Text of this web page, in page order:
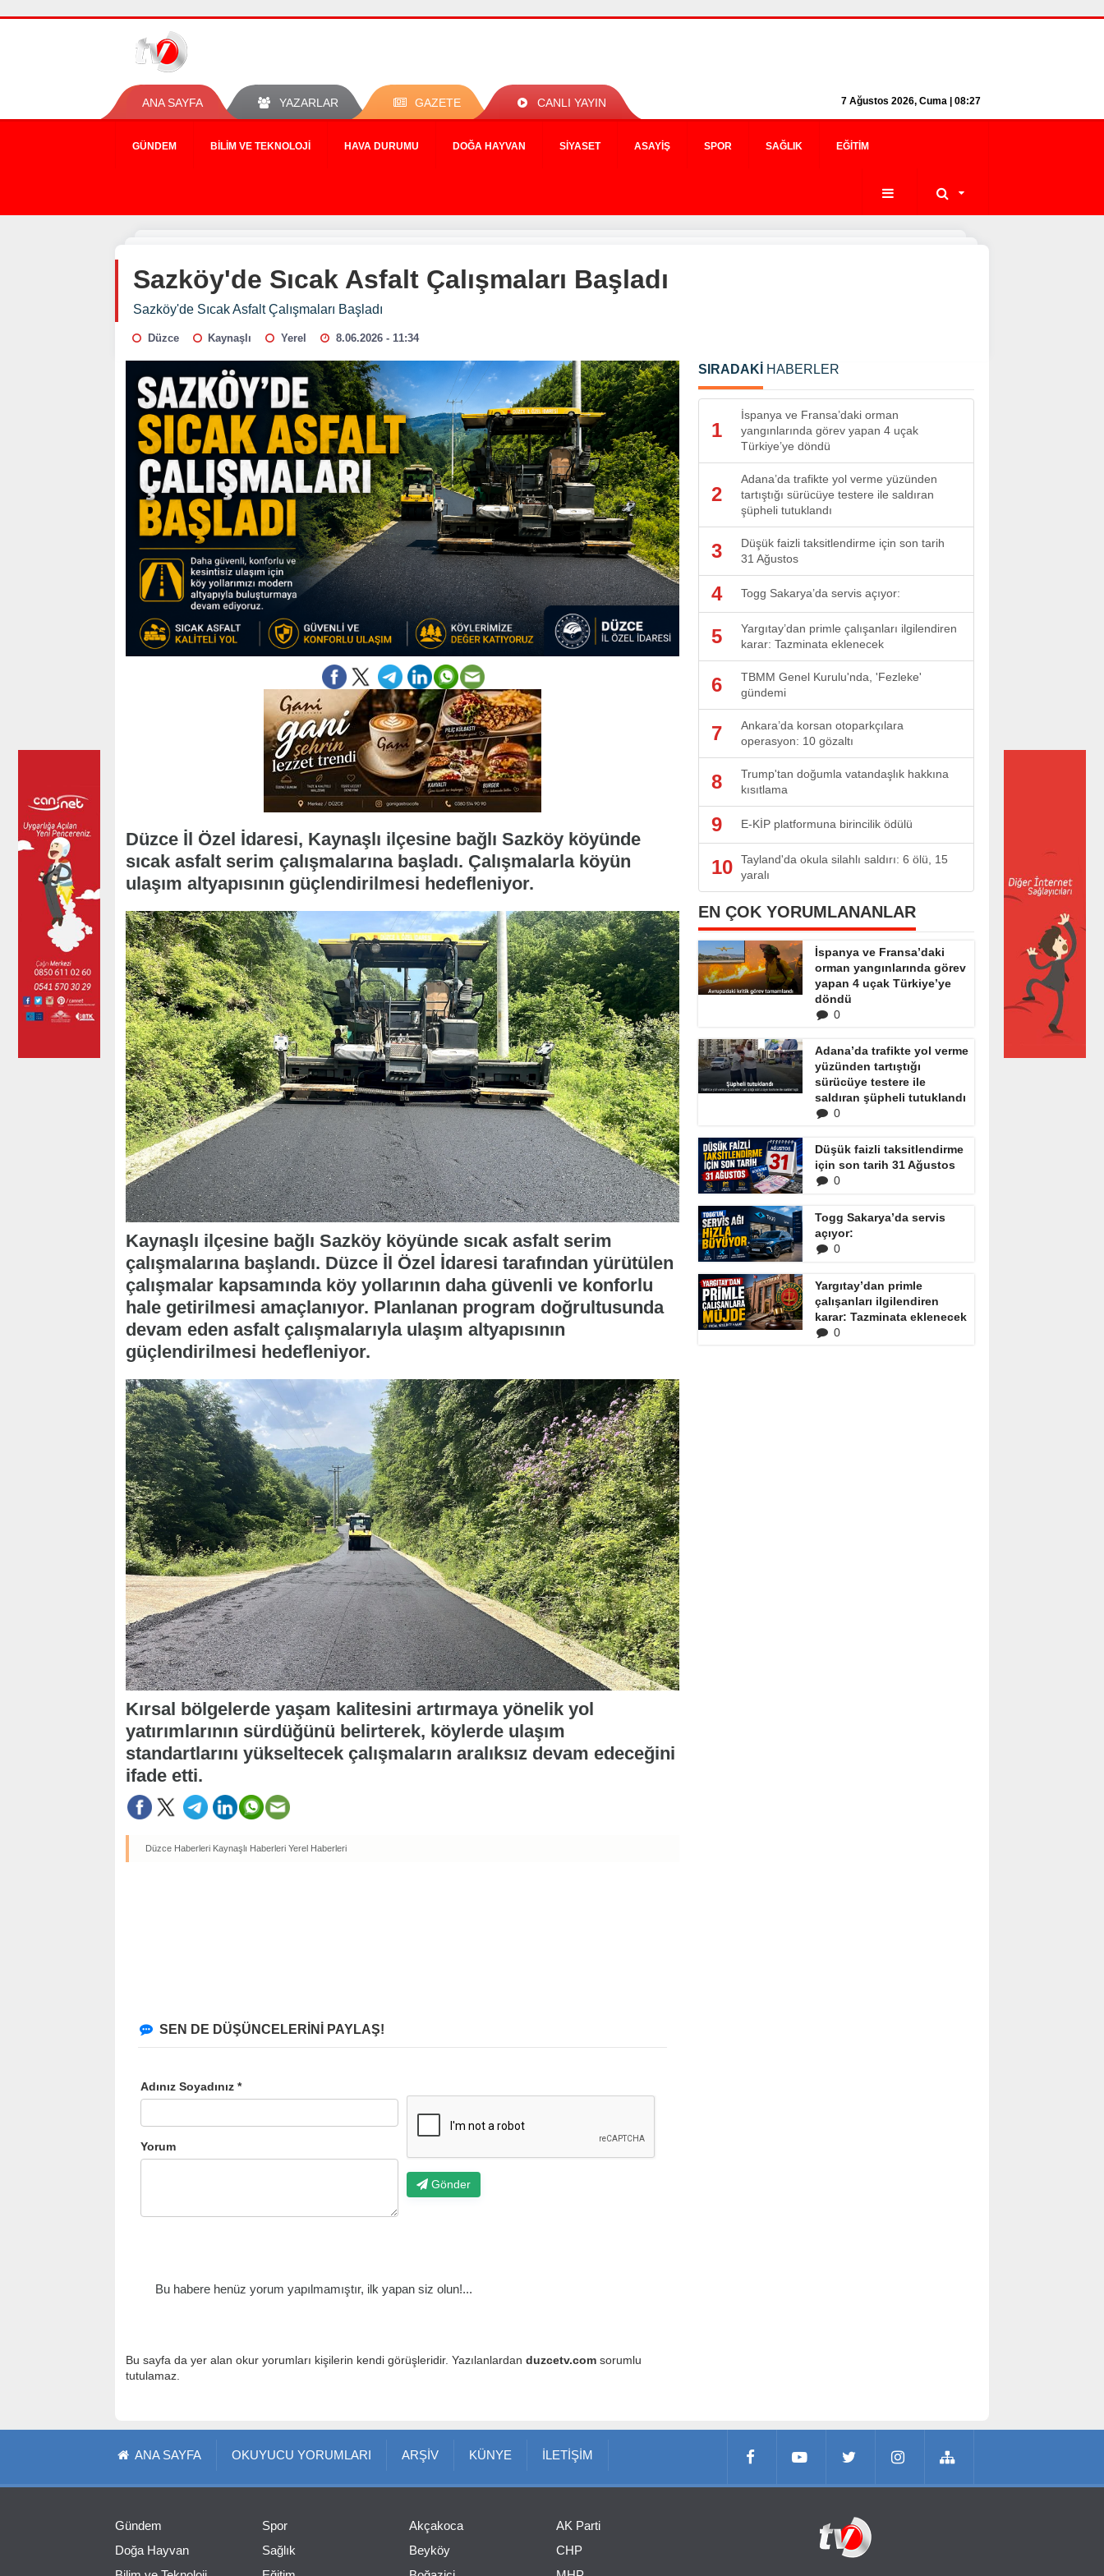
ANA SAYFA YAZARLAR GAZETE CANLI YAYIN 7 Ağustos 2026, Cuma | 08:27
GÜNDEM BILIM VE TEKNOLOJI HAVA DURUMU DOĞA HAYVAN SIYASET ASAYIŞ SPOR SAĞLIK EĞITIM
Sazköy'de Sıcak Asfalt Çalışmaları Başladı
Sazköy'de Sıcak Asfalt Çalışmaları Başladı
Düzce Kaynaşlı Yerel 8.06.2026 - 11:34
Düzce İl Özel İdaresi, Kaynaşlı ilçesine bağlı Sazköy köyünde
sıcak asfalt serim çalışmalarına başladı. Çalışmalarla köyün
ulaşım altyapısının güçlendirilmesi hedefleniyor.
Kaynaşlı ilçesine bağlı Sazköy köyünde sıcak asfalt serim
çalışmalarına başlandı. Düzce İl Özel İdaresi tarafından yürütülen
çalışmalar kapsamında köy yollarının daha güvenli ve konforlu
hale getirilmesi amaçlanıyor. Planlanan program doğrultusunda
devam eden asfalt çalışmalarıyla ulaşım altyapısının
güçlendirilmesi hedefleniyor.
Kırsal bölgelerde yaşam kalitesini artırmaya yönelik yol
yatırımlarının sürdüğünü belirterek, köylerde ulaşım
standartlarını yükseltecek çalışmaların aralıksız devam edeceğini
ifade etti.
Düzce Haberleri Kaynaşlı Haberleri Yerel Haberleri
SEN DE DÜŞÜNCELERİNİ PAYLAŞ!
Adınız Soyadınız *
Yorum
Gönder
Bu habere henüz yorum yapılmamıştır, ilk yapan siz olun!...
Bu sayfa da yer alan okur yorumları kişilerin kendi görüşleridir. Yazılanlardan duzcetv.com sorumlu
tutulamaz.
SIRADAKİ HABERLER
1
İspanya ve Fransa’daki orman
yangınlarında görev yapan 4 uçak
Türkiye’ye döndü
2
Adana’da trafikte yol verme yüzünden
tartıştığı sürücüye testere ile saldıran
şüpheli tutuklandı
3
Düşük faizli taksitlendirme için son tarih
31 Ağustos
4 Togg Sakarya’da servis açıyor:
5
Yargıtay’dan primle çalışanları ilgilendiren
karar: Tazminata eklenecek
6
TBMM Genel Kurulu'nda, 'Fezleke'
gündemi
7
Ankara’da korsan otoparkçılara
operasyon: 10 gözaltı
8
Trump'tan doğumla vatandaşlık hakkına
kısıtlama
9 E-KİP platformuna birincilik ödülü
10
Tayland'da okula silahlı saldırı: 6 ölü, 15
yaralı
EN ÇOK YORUMLANANLAR
İspanya ve Fransa’daki
orman yangınlarında görev
yapan 4 uçak Türkiye’ye
döndü
0
Adana’da trafikte yol verme
yüzünden tartıştığı
sürücüye testere ile
saldıran şüpheli tutuklandı
0
Düşük faizli taksitlendirme
için son tarih 31 Ağustos
0
Togg Sakarya’da servis
açıyor:
0
Yargıtay’dan primle
çalışanları ilgilendiren
karar: Tazminata eklenecek
0
ANA SAYFA OKUYUCU YORUMLARI ARŞİV KÜNYE İLETİŞİM
Gündem
Doğa Hayvan
Spor
Sağlık
Akçakoca
Beyköy
AK Parti
CHP